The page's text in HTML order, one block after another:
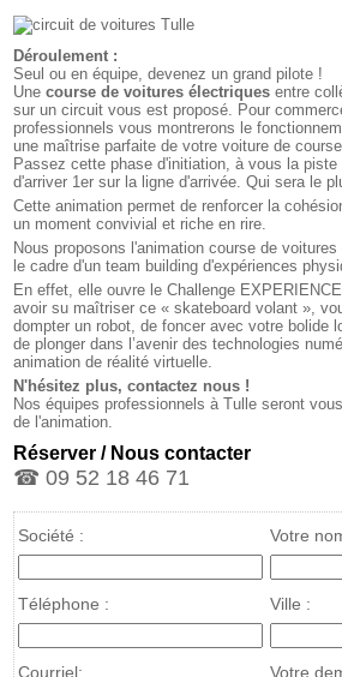
Déroulement :
Seul ou en équipe, devenez un grand pilote !
Unecourse de voitures électriques entre
sur un circuit vous est proposé. Pour
professionnels vous montrerons le
une maîtrise parfaite de votre voiture de
Passez cette phase d'initiation, à vous la
d'arriver 1er sur la ligne d'arrivée. Qui sera le
Cette animation permet de renforcer la
un moment convivial et riche en rire.
Nous proposons l'animation course de
le cadre d'un team building d'expériences
En effet, elle ouvre le Challenge
avoir su maîtriser ce « skateboard volant »,
dompter un robot, de foncer avec votre bolide
de plonger dans l’avenir des technologies
animation de réalité virtuelle.
N'hésitez plus, contactez nous !
Nos équipes professionnels à Tulle seront
de l'animation.
Réserver / Nous contacter
☎ 09 52 18 46 71
Société : Votre
Téléphone : Ville :
Courriel: Votre